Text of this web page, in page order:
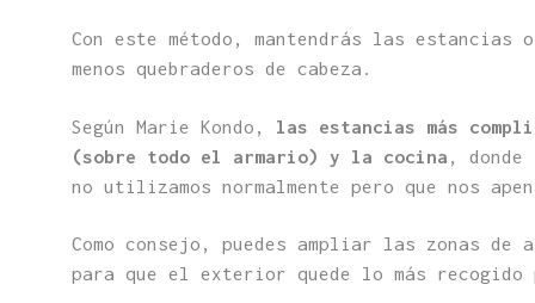
Con este método, mantendrás las estancias
menos quebraderos de cabeza.
Según Marie Kondo, las estancias más
(sobre todo el armario) y la cocina ,
no utilizamos normalmente pero que nos
Como consejo, puedes ampliar las zonas
para que el exterior quede lo más